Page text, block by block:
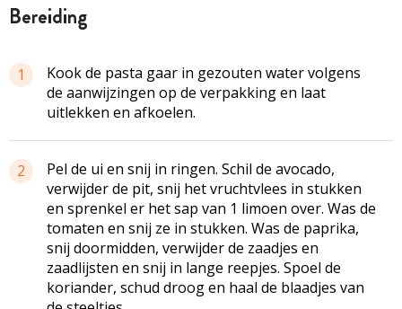
bereiding
1
Kook de pasta gaar in gezouten water volgens
de aanwijzingen op de verpakking en laat
uitlekken en afkoelen.
2
Pel de ui en snij in ringen. Schil de avocado,
verwijder de pit, snij het vruchtvlees in stukken
en sprenkel er het sap van 1 limoen over. Was de
tomaten en snij ze in stukken. Was de paprika,
snij doormidden, verwijder de zaadjes en
zaadlijsten en snij in lange reepjes. Spoel de
koriander, schud droog en haal de blaadjes van